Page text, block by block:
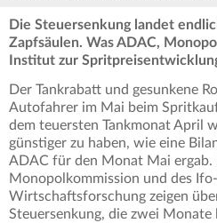
Die Steuersenkung landet
Zapfsäulen. Was ADAC,
Institut zur
Der Tankrabatt und gesunkene
Autofahrer im Mai beim
dem teuersten Tankmonat April
günstiger zu haben, wie eine
ADAC für den Monat Mai ergab.
Monopolkommission und des
Wirtschaftsforschung zeigen
Steuersenkung, die zwei